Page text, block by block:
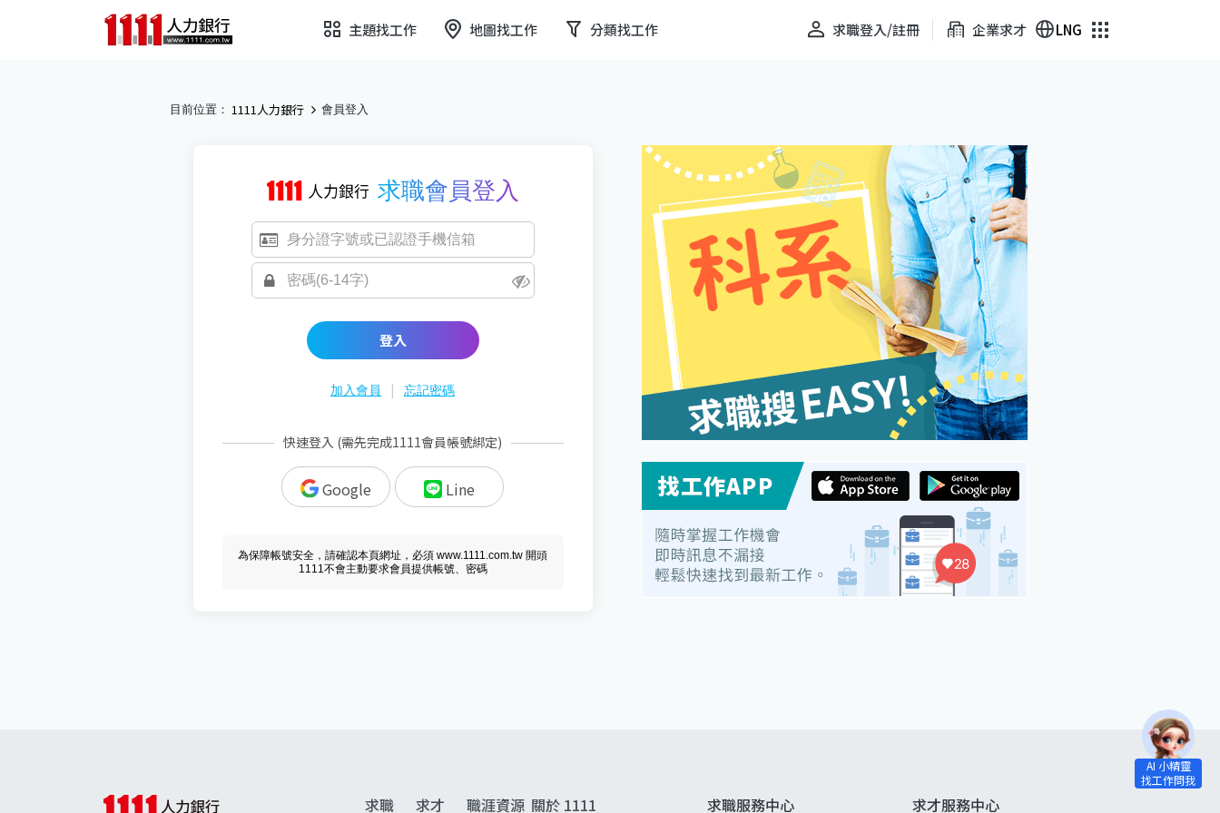
主題找工作 地圖找工作 分類找工作 求職登入/註冊 企業求才 LNG
目前位置： 1111人力銀行 會員登入
求職會員登入
登入
加入會員 | 忘記密碼
快速登入 (需先完成1111會員帳號綁定)
Google Line
為保障帳號安全，請確認本頁網址，必須 www.1111.com.tw 開頭
1111不會主動要求會員提供帳號、密碼
求職 求才 職涯資源 關於 1111 求職服務中心 求才服務中心